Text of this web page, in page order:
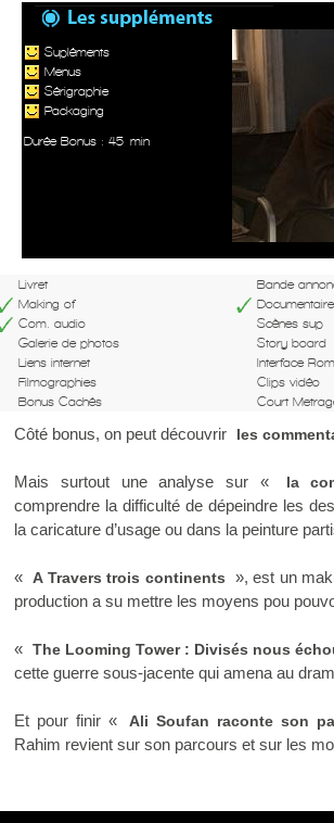
Supléments
Menus
Sérigraphie
Packaging
Durée Bonus : 45 min
Livret Bande
Making of
Documentaire
Com. audio
Scènes sup
Galerie de photos
Story board
Liens internet
Interface Rom
Filmographies
Clips vidéo
Bonus Cachés
Court
Côté bonus, on peut découvrir les
Mais surtout une analyse sur « la
comprendre la difficulté de dépeindre les
la caricature d’usage ou dans la peinture
« A Travers trois continents
», est un
production a su mettre les moyens pou
« The Looming Tower : Divisés nous
cette guerre sous-jacente qui amena au
Et pour finir « Ali Soufan raconte son
Rahim revient sur son parcours et sur les